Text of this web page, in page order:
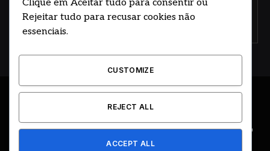
Concorde com nossos termos e acordo de
© 2026 DESENVOLVIDO POR HOSTING PRIME BRASIL
ÚLTIMAS NOTÍCIAS DESTAQUES
CIDADE E REGIÃO
EDITORIAL EVENTOS
Clique em Aceitar tudo para consentir ou
Rejeitar tudo para recusar cookies não
essenciais.
CUSTOMIZE
REJECT ALL
ACCEPT ALL